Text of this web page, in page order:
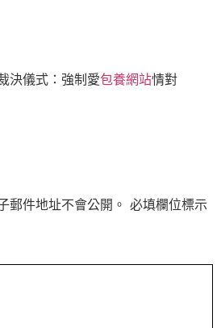
決儀式：強制愛包養網站情對
郵件地址不會公開。 必填欄位標示